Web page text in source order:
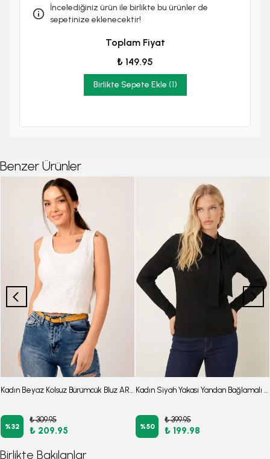
İncelediğiniz ürün ile birlikte bu ürünler de
sepetinize eklenecektir!
Toplam Fiyat
₺ 149.95
Birlikte Sepete Ekle (1)
Benzer Ürünler
Kadın Beyaz Kolsuz Bürümcük Bluz ARM-22Y001010
%32
₺ 309.95
₺ 209.95
Kadın Siyah Yakası Yandan Bağlamalı Omuzları Büzgülü Bluz ARM-26K001068
%50
₺ 399.95
₺ 199.98
Birlikte Bakılanlar